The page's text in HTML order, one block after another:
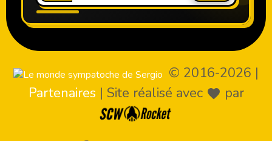
© 2016-2026 |
Partenaires | Site réalisé avec par